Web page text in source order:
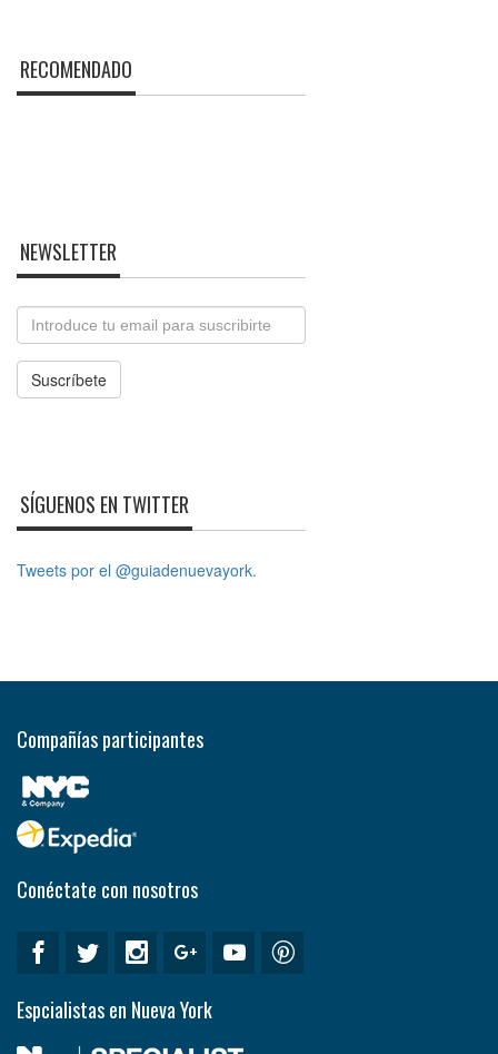
RECOMENDADO
NEWSLETTER
Email
Suscríbete
SÍGUENOS EN TWITTER
Tweets por el @guiadenuevayork.
Compañías participantes
Conéctate con nosotros
Espcialistas en Nueva York